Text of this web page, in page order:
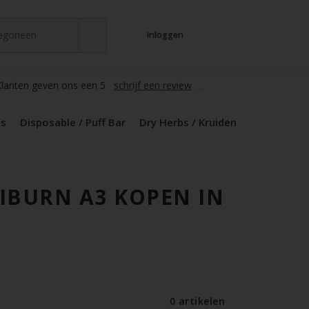
Inloggen
geven ons een 5 schrijf een review
Disposable / Puff Bar Dry Herbs / Kruiden
A3 KOPEN IN
0 artikelen